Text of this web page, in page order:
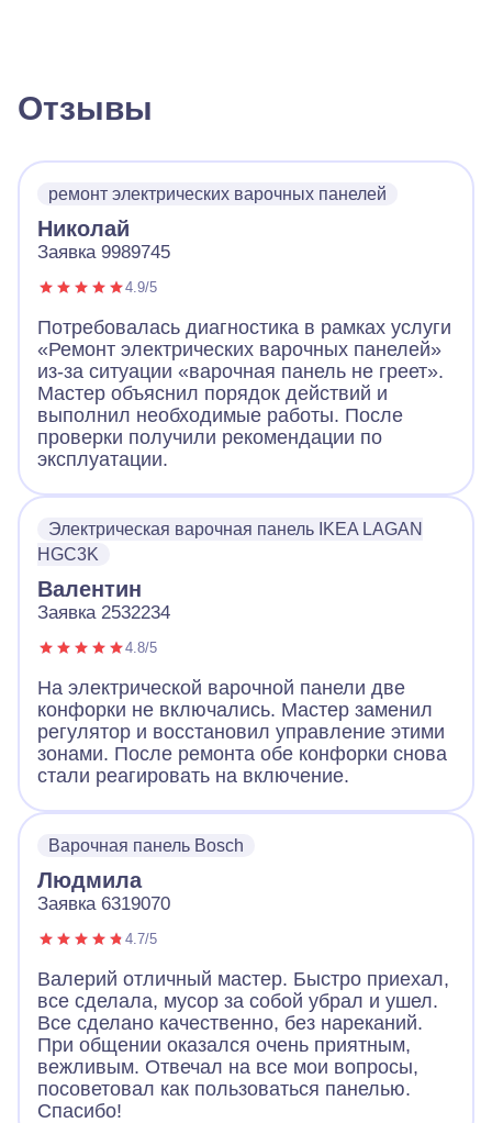
Отзывы
ремонт электрических варочных панелей
Николай
Заявка 9989745
4.9/5
Потребовалась диагностика в рамках услуги
«Ремонт электрических варочных панелей»
из-за ситуации «варочная панель не греет».
Мастер объяснил порядок действий и
выполнил необходимые работы. После
проверки получили рекомендации по
эксплуатации.
Электрическая варочная панель IKEA LAGAN
HGC3K
Валентин
Заявка 2532234
4.8/5
На электрической варочной панели две
конфорки не включались. Мастер заменил
регулятор и восстановил управление этими
зонами. После ремонта обе конфорки снова
стали реагировать на включение.
Варочная панель Bosch
Людмила
Заявка 6319070
4.7/5
Валерий отличный мастер. Быстро приехал,
все сделала, мусор за собой убрал и ушел.
Все сделано качественно, без нареканий.
При общении оказался очень приятным,
вежливым. Отвечал на все мои вопросы,
посоветовал как пользоваться панелью.
Спасибо!